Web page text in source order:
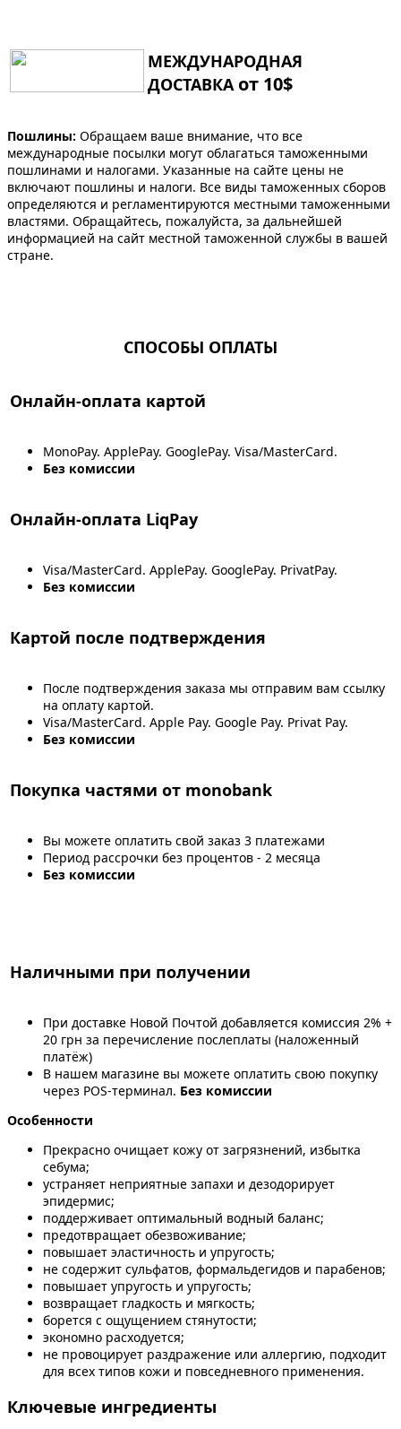
МЕЖДУНАРОДНАЯ
ДОСТАВКА от 10$
Пошлины: Обращаем ваше внимание, что все
международные посылки могут облагаться таможенными
пошлинами и налогами. Указанные на сайте цены не
включают пошлины и налоги. Все виды таможенных сборов
определяются и регламентируются местными таможенными
властями. Обращайтесь, пожалуйста, за дальнейшей
информацией на сайт местной таможенной службы в вашей
стране.
СПОСОБЫ ОПЛАТЫ
Онлайн-оплата картой
MonoPay. ApplePay. GooglePay. Visa/MasterCard.
Без комиссии
Онлайн-оплата LiqPay
Visa/MasterCard. ApplePay. GooglePay. PrivatPay.
Без комиссии
Картой после подтверждения
После подтверждения заказа мы отправим вам ссылку
на оплату картой.
Visa/MasterCard. Apple Pay. Google Pay. Privat Pay.
Без комиссии
Покупка частями от monobank
Вы можете оплатить свой заказ 3 платежами
Период рассрочки без процентов - 2 месяца
Без комиссии
Наличными при получении
При доставке Новой Почтой добавляется комиссия 2% +
20 грн за перечисление послеплаты (наложенный
платёж)
В нашем магазине вы можете оплатить свою покупку
через POS-терминал. Без комиссии
Особенности
Прекрасно очищает кожу от загрязнений, избытка
себума;
устраняет неприятные запахи и дезодорирует
эпидермис;
поддерживает оптимальный водный баланс;
предотвращает обезвоживание;
повышает эластичность и упругость;
не содержит сульфатов, формальдегидов и парабенов;
повышает упругость и упругость;
возвращает гладкость и мягкость;
борется с ощущением стянутости;
экономно расходуется;
не провоцирует раздражение или аллергию, подходит
для всех типов кожи и повседневного применения.
Ключевые ингредиенты